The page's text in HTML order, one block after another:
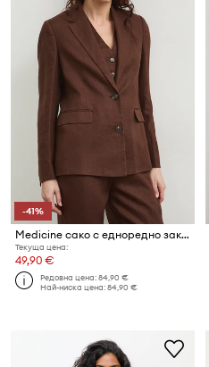
-41%
Medicine сако с едноредно закопчаване дамско от лен
Текуща цена:
49,90 €
Редовна цена:84,90 €
Най-ниска цена:84,90 €